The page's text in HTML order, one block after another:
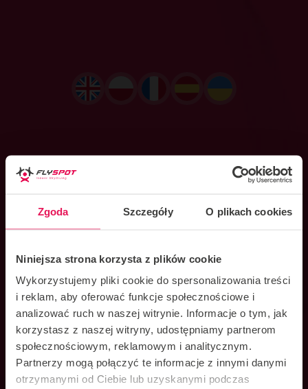
Zgoda Szczegóły O plikach cookies
Niniejsza strona korzysta z plików cookie
Wykorzystujemy pliki cookie do spersonalizowania treści
i reklam, aby oferować funkcje społecznościowe i
analizować ruch w naszej witrynie. Informacje o tym, jak
korzystasz z naszej witryny, udostępniamy partnerom
społecznościowym, reklamowym i analitycznym.
Partnerzy mogą połączyć te informacje z innymi danymi
otrzymanymi od Ciebie lub uzyskanymi podczas
OŚWIADCZENIE UŻYTKOWNIKA
POLISH
SPANISH
UKRAINIAN
cookie
zapewnić lepszą wygodę użytkowania.
personalizacji reklam. Korzystając z tej
strony, wyrażasz zgodę na używanie przez
nas wszystkich plików cookie zgodnie z
warunkami naszej
polityki plików cookie.
Więcej informacji o tym, jak Google
wykorzystuje Twoje dane osobowe